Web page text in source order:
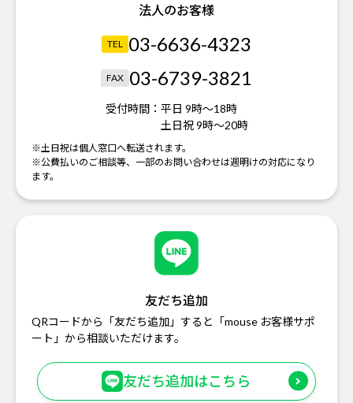
法人のお客様
TEL 03-6636-4323
FAX 03-6739-3821
受付時間： 平日 9時～18時
土日祝 9時～20時
※土日祝は個人窓口へ転送されます。
※公費払いのご相談等、一部のお問い合わせは週明けの対応になり
ます。
友だち追加
QRコードから「友だち追加」すると「mouse お客様サポ
ート」から相談いただけます。
友だち追加はこちら